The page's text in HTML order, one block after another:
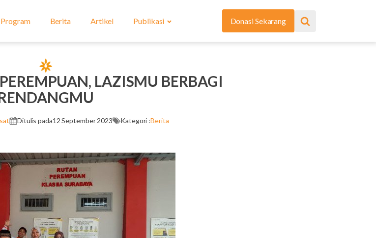
Program Berita Artikel Publikasi Donasi Sekarang
LAZISMU BERBAGI
Ditulis pada12 September 2023 Kategori :Berita